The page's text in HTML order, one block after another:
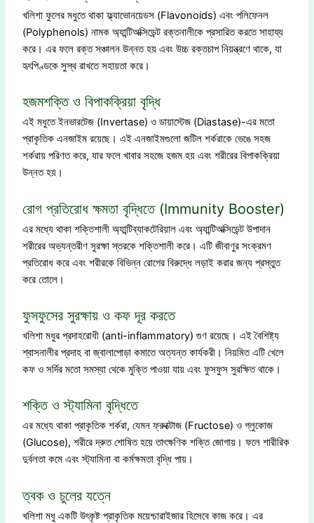
খলিশা ফুলের মধুতে থাকা ফ্ল্যাভোনয়েডস (Flavonoids) এবং পলিফেনল
(Polyphenols) নামক অ্যান্টিঅক্সিডেন্ট রক্তনালীকে প্রসারিত করতে সাহায্য
করে। এর ফলে রক্ত সঞ্চালন উন্নত হয় এবং উচ্চ রক্তচাপ নিয়ন্ত্রণে থাকে, যা
হৃৎপিণ্ডকে সুস্থ রাখতে সহায়তা করে।
হজমশক্তি ও বিপাকক্রিয়া বৃদ্ধি
এই মধুতে ইনভারটেজ (Invertase) ও ডায়াস্টেজ (Diastase)-এর মতো
প্রাকৃতিক এনজাইম রয়েছে। এই এনজাইমগুলো জটিল শর্করাকে ভেঙে সহজ
শর্করায় পরিণত করে, যার ফলে খাবার সহজে হজম হয় এবং শরীরের বিপাকক্রিয়া
উন্নত হয়।
রোগ প্রতিরোধ ক্ষমতা বৃদ্ধিতে (Immunity Booster)
এর মধ্যে থাকা শক্তিশালী অ্যান্টিব্যাকটেরিয়াল এবং অ্যান্টিঅক্সিডেন্ট উপাদান
শরীরের অভ্যন্তরীণ সুরক্ষা স্তরকে শক্তিশালী করে। এটি জীবাণুর সংক্রমণ
প্রতিরোধ করে এবং শরীরকে বিভিন্ন রোগের বিরুদ্ধে লড়াই করার জন্য প্রস্তুত
করে তোলে।
ফুসফুসের সুরক্ষায় ও কফ দূর করতে
খলিশা মধুর প্রদাহরোধী (anti-inflammatory) গুণ রয়েছে। এই বৈশিষ্ট্য
শ্বাসনালীর প্রদাহ বা জ্বালাপোড়া কমাতে অত্যন্ত কার্যকরী। নিয়মিত এটি খেলে
কফ ও সর্দির মতো সমস্যা থেকে মুক্তি পাওয়া যায় এবং ফুসফুস সুরক্ষিত থাকে।
শক্তি ও স্ট্যামিনা বৃদ্ধিতে
এর মধ্যে থাকা প্রাকৃতিক শর্করা, যেমন ফ্রুক্টোজ (Fructose) ও গ্লুকোজ
(Glucose), শরীরে দ্রুত শোষিত হয়ে তাৎক্ষণিক শক্তি জোগায়। ফলে শারীরিক
দুর্বলতা কমে এবং স্ট্যামিনা বা কর্মক্ষমতা বৃদ্ধি পায়।
ত্বক ও চুলের যত্নে
খলিশা মধু একটি উৎকৃষ্ট প্রাকৃতিক ময়েশ্চারাইজার হিসেবে কাজ করে। এর